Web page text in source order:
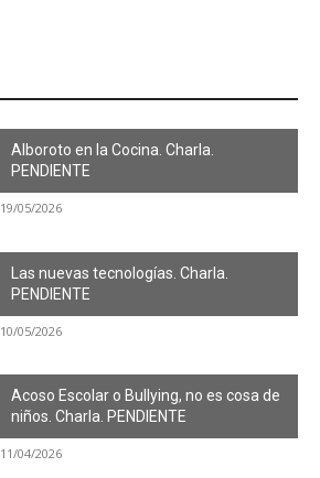
Alboroto en la Cocina. Charla.
PENDIENTE
19/05/2026
Las nuevas tecnologías. Charla.
PENDIENTE
10/05/2026
Acoso Escolar o Bullying, no es cosa de
niños. Charla. PENDIENTE
11/04/2026